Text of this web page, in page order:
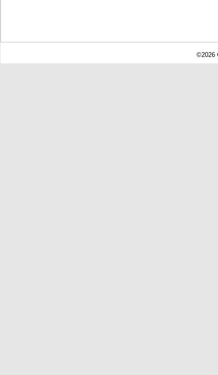
©2026